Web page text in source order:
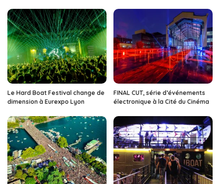
Le Hard Boat Festival change de
dimension à Eurexpo Lyon
FINAL CUT, série d’événements
électronique à la Cité du Cinéma